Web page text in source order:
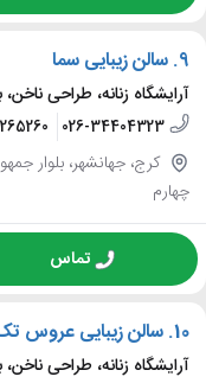
9. سالن زیبایی سما
آرایشگاه زنانه، طراحی
026-34404323
کرج، جهانشهر، بلوار
چهارم
تماس
10. سالن زیبایی عروس
آرایشگاه زنانه، طراحی